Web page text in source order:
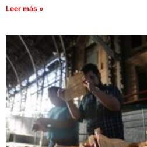
Leer más »